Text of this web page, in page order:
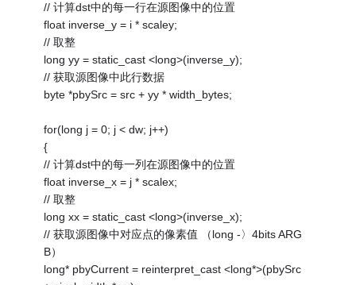
// 计算dst中的每一行在源图像中的位置
float inverse_y = i * scaley;
// 取整
long yy = static_cast <long>(inverse_y);
// 获取源图像中此行数据
byte *pbySrc = src + yy * width_bytes;
for(long j = 0; j < dw; j++)
{
// 计算dst中的每一列在源图像中的位置
float inverse_x = j * scalex;
// 取整
long xx = static_cast <long>(inverse_x);
// 获取源图像中对应点的像素值 （long -〉4bits ARG
B）
long* pbyCurrent = reinterpret_cast <long*>(pbySrc